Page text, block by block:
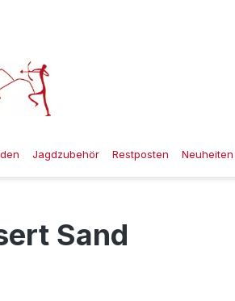
Jagdzubehör Restposten Neuheiten
Sand